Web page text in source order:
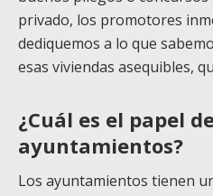
privado, los promotores
dediquemos a lo que
esas viviendas asequibles,
¿Cuál es el papel
ayuntamientos?
Los ayuntamientos tienen